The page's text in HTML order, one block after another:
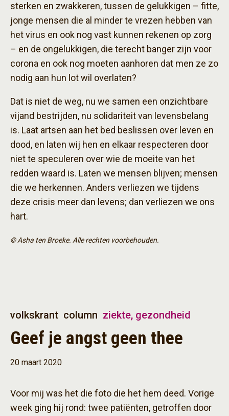
sterken en zwakkeren, tussen de gelukkigen – fitte,
jonge mensen die al minder te vrezen hebben van
het virus en ook nog vast kunnen rekenen op zorg
– en de ongelukkigen, die terecht banger zijn voor
corona en ook nog moeten aanhoren dat men ze zo
nodig aan hun lot wil overlaten?
Dat is niet de weg, nu we samen een onzichtbare
vijand bestrijden, nu solidariteit van levensbelang
is. Laat artsen aan het bed beslissen over leven en
dood, en laten wij hen en elkaar respecteren door
niet te speculeren over wie de moeite van het
redden waard is. Laten we mensen blijven; mensen
die we herkennen. Anders verliezen we tijdens
deze crisis meer dan levens; dan verliezen we ons
hart.
© Asha ten Broeke. Alle rechten voorbehouden.
volkskrant column ziekte, gezondheid
Geef je angst geen thee
20 maart 2020
Voor mij was het die foto die het hem deed. Vorige
week ging hij rond: twee patiënten, getroffen door